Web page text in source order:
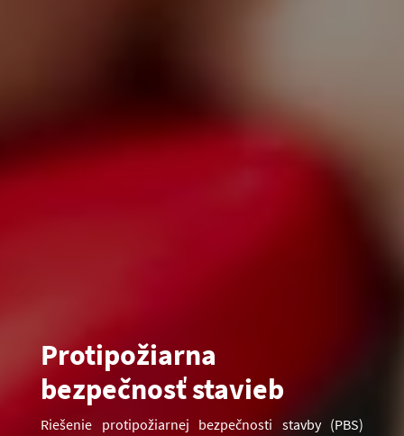
Protipožiarna
bezpečnosť stavieb
Riešenie protipožiarnej bezpečnosti stavby (PBS)